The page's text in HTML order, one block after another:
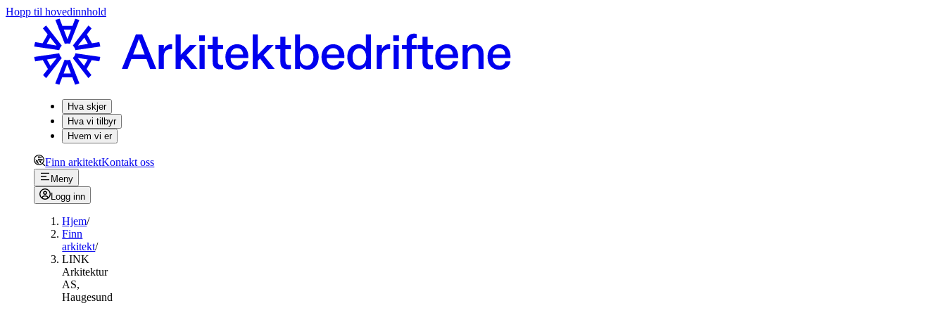
Hopp til hovedinnhold
Hva skjer
Hva vi tilbyr
Hvem vi er
Finn arkitektKontakt oss
Meny
Logg inn
Hjem/
Finn
arkitekt/
LINK
Arkitektur
AS,
Haugesund